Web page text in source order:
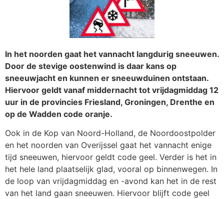
In het noorden gaat het vannacht langdurig sneeuwen.
Door de stevige oostenwind is daar kans op
sneeuwjacht en kunnen er sneeuwduinen ontstaan.
Hiervoor geldt vanaf middernacht tot vrijdagmiddag 12
uur in de provincies Friesland, Groningen, Drenthe en
op de Wadden code oranje.
Ook in de Kop van Noord-Holland, de Noordoostpolder
en het noorden van Overijssel gaat het vannacht enige
tijd sneeuwen, hiervoor geldt code geel. Verder is het in
het hele land plaatselijk glad, vooral op binnenwegen. In
de loop van vrijdagmiddag en -avond kan het in de rest
van het land gaan sneeuwen. Hiervoor blijft code geel